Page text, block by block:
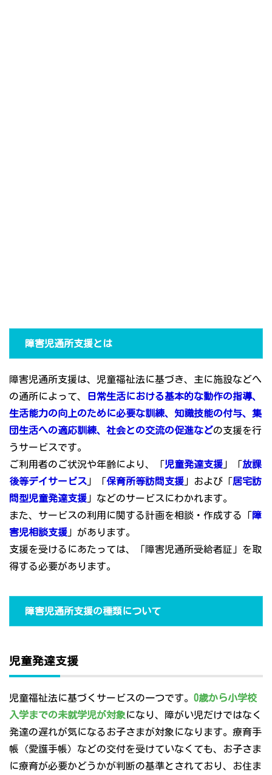
障害児通所支援とは
障害児通所支援は、児童福祉法に基づき、主に施設などへ
の通所によって、
日常生活における基本的な動作の指導、
生活能力の向上のために必要な訓練、知識技能の付与、集
団生活への適応訓練、社会との交流の促進などの支援を行
うサービスです。
ご利用者のご状況や年齢により、「児童発達支援 」「放課
後等デイサービス 」「保育所等訪問支援 」および「居宅訪
問型児童発達支援 」などのサービスにわかれます。
また、サービスの利用に関する計画を相談・作成する「障
害児相談支援 」があります。
支援を受けるにあたっては、「障害児通所受給者証」を取
得する必要があります。
障害児通所支援の種類について
児童発達支援
児童福祉法に基づくサービスの一つです。 0歳から小学校
入学までの未就学児が対象になり、障がい児だけではなく
発達の遅れが気になるお子さまが対象になります。療育手
帳（愛護手帳）などの交付を受けていなくても、お子さま
に療育が必要かどうかが判断の基準とされており、お住ま